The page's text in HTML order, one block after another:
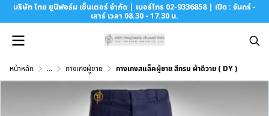
บริษัท ไทย ยูนิฟอร์ม เซ็นเตอร์ จำกัด | เบอร์โทร 02-9336858 | เปิด : จันทร์ -
เสาร์ เวลา 08.30 - 17.30 น.
หน้าหลัก ... กางเกงผู้ชาย กางเกงสแล็คผู้ชาย สีกรม ผ้าดีวาย ( DY )